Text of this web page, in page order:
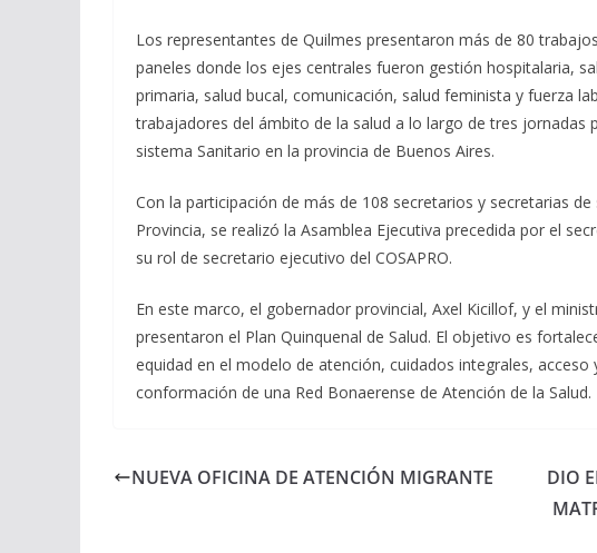
Los representantes de Quilmes presentaron más de 80
paneles donde los ejes centrales fueron gestión hospitalaria,
primaria, salud bucal, comunicación, salud feminista y fuerza
trabajadores del ámbito de la salud a lo largo de tres jornadas
sistema Sanitario en la provincia de Buenos Aires.
Con la participación de más de 108 secretarios y secretarias
Provincia, se realizó la Asamblea Ejecutiva precedida por el
su rol de secretario ejecutivo del COSAPRO.
En este marco, el gobernador provincial, Axel Kicillof, y el
presentaron el Plan Quinquenal de Salud. El objetivo es
equidad en el modelo de atención, cuidados integrales,
conformación de una Red Bonaerense de Atención de la Salud.
NUEVA OFICINA DE ATENCIÓN MIGRANTE
DIO